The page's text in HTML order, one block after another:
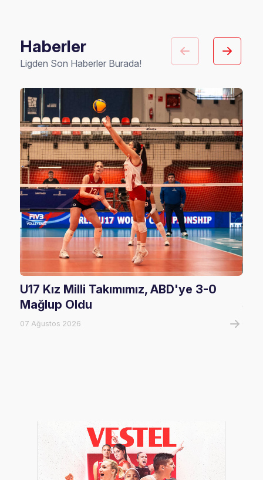
Haberler
Ligden Son Haberler Burada!
U17 Kız Milli Takımımız, ABD'ye 3-0
Mağlup Oldu
07 Ağustos 2026